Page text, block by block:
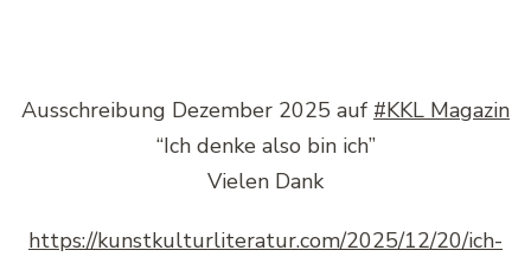
Ausschreibung Dezember 2025 auf #KKL Magazin
“Ich denke also bin ich”
Vielen Dank
https://kunstkulturliteratur.com/2025/12/20/ich-